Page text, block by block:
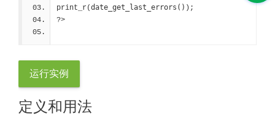
print_r(date_get_last_errors() );
?>
运行实例
定义和用法